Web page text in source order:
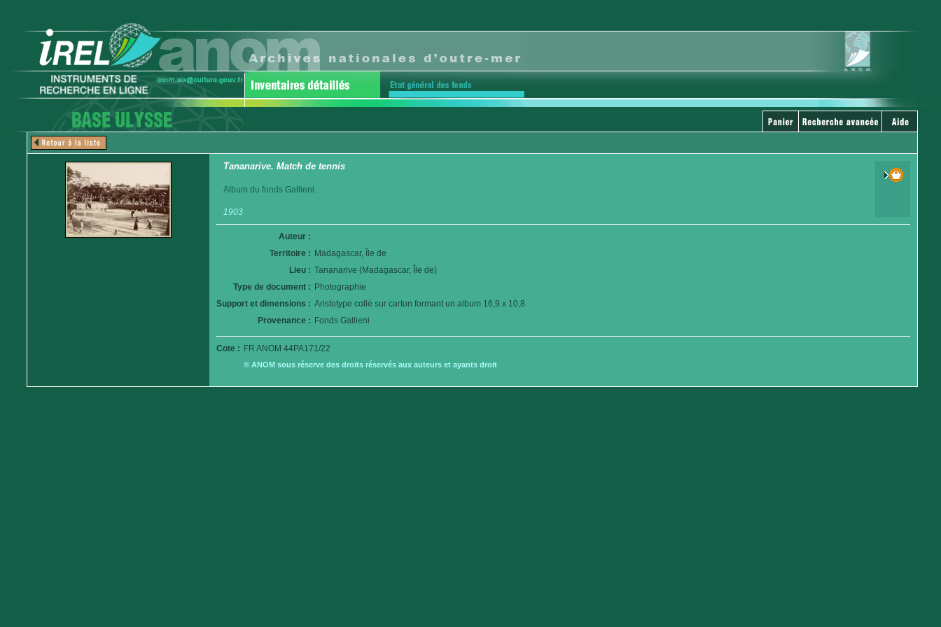
Tananarive. Match de tennis
Album du fonds Gallieni.
1903
Auteur :
Territoire : Madagascar, Île de
Lieu : Tananarive (Madagascar, Île de)
Type de document : Photographie
Support et dimensions : Aristotype collé sur carton formant un album 16,9 x 10,8
Provenance : Fonds Gallieni
Cote : FR ANOM 44PA171/22
© ANOM sous réserve des droits réservés aux auteurs et ayants droit